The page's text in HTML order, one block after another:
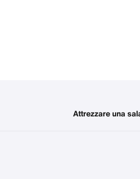
Attrezzare una